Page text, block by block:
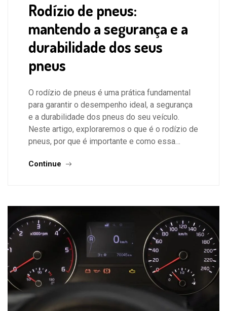
Rodízio de pneus:
mantendo a segurança e a
durabilidade dos seus
pneus
O rodízio de pneus é uma prática fundamental
para garantir o desempenho ideal, a segurança
e a durabilidade dos pneus do seu veículo.
Neste artigo, exploraremos o que é o rodízio de
pneus, por que é importante e como essa…
Continue